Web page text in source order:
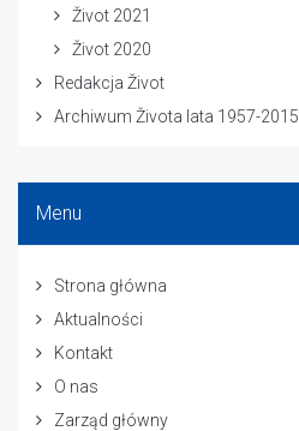
Život 2021
Život 2020
Redakcja Život
Archiwum Života lata 1957-2015
Menu
Strona główna
Aktualności
Kontakt
O nas
Zarząd główny